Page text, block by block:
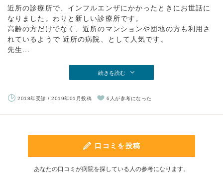
近所の診療所で、インフルエンザにかかったときにお世話に
なりました。わりと新しい診療所です。
高齢の方だけでなく、近所のマンションや団地の方も利用さ
れているようで 近所の病院、として人気です。
先生...
続きを読む
2018年受診 / 2019年01月投稿 6人が参考になった
口コミを投稿
あなたの口コミが病院を探している人の参考になります。